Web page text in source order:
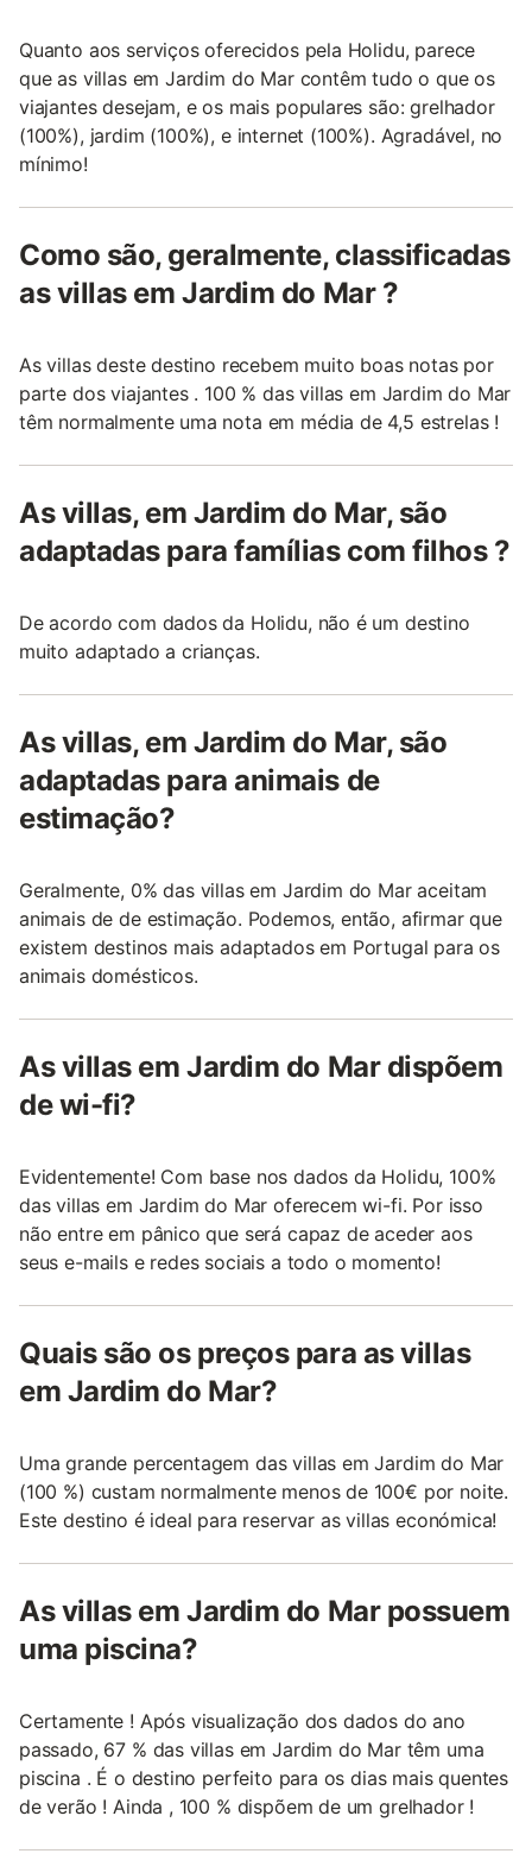
Quanto aos serviços oferecidos pela Holidu, parece
que as villas em Jardim do Mar contêm tudo o que os
viajantes desejam, e os mais populares são: grelhador
(100%), jardim (100%), e internet (100%). Agradável, no
mínimo!
Como são, geralmente, classificadas
as villas em Jardim do Mar ?
As villas deste destino recebem muito boas notas por
parte dos viajantes . 100 % das villas em Jardim do Mar
têm normalmente uma nota em média de 4,5 estrelas !
As villas, em Jardim do Mar, são
adaptadas para famílias com filhos ?
De acordo com dados da Holidu, não é um destino
muito adaptado a crianças.
As villas, em Jardim do Mar, são
adaptadas para animais de
estimação?
Geralmente, 0% das villas em Jardim do Mar aceitam
animais de de estimação. Podemos, então, afirmar que
existem destinos mais adaptados em Portugal para os
animais domésticos.
As villas em Jardim do Mar dispõem
de wi-fi?
Evidentemente! Com base nos dados da Holidu, 100%
das villas em Jardim do Mar oferecem wi-fi. Por isso
não entre em pânico que será capaz de aceder aos
seus e-mails e redes sociais a todo o momento!
Quais são os preços para as villas
em Jardim do Mar?
Uma grande percentagem das villas em Jardim do Mar
(100 %) custam normalmente menos de 100€ por noite.
Este destino é ideal para reservar as villas económica!
As villas em Jardim do Mar possuem
uma piscina?
Certamente ! Após visualização dos dados do ano
passado, 67 % das villas em Jardim do Mar têm uma
piscina . É o destino perfeito para os dias mais quentes
de verão ! Ainda , 100 % dispõem de um grelhador !